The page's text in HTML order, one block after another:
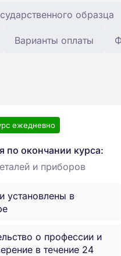
образца
Варианты оплаты
ежедневно
по окончании курса:
и приборов
установлены в
о профессии и
в течение 24